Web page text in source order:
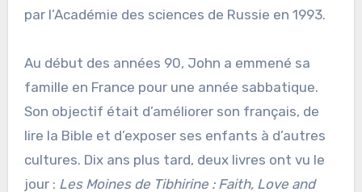
par l’Académie des sciences de Russie en 1993.
Au début des années 90, John a emmené sa
famille en France pour une année sabbatique.
Son objectif était d’améliorer son français, de
lire la Bible et d’exposer ses enfants à d’autres
cultures. Dix ans plus tard, deux livres ont vu le
jour : Les Moines de Tibhirine : Faith, Love and